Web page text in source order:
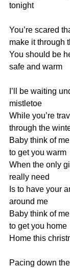
tonight
You’re scared
make it through
You should be
safe and warm
’ be waiting
mistletoe
While you’re
through the
Baby think of me
to get you warm
When the only
really need
Is to have your
around me
Baby think of me
to get you home
Home this
Pacing down the